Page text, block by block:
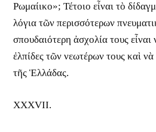
Ρωμαίικο»; Τέτοιο εἶναι τὸ
λόγια τῶν περισσότερων
σπουδαιότερη ἀσχολία τους
ἐλπίδες τῶν νεωτέρων τους καὶ
τῆς Ἑλλάδας.
XXXVII.